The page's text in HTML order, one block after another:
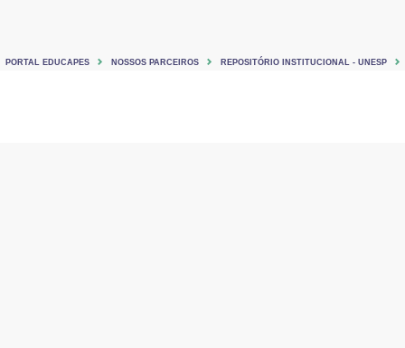
PORTAL EDUCAPES NOSSOS PARCEIROS REPOSITÓRIO INSTITUCIONAL - UNESP